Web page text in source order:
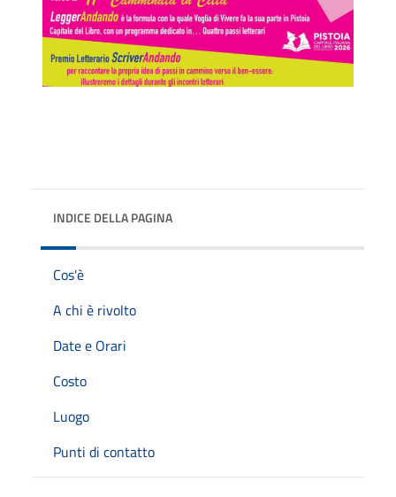
INDICE DELLA PAGINA
Cos'è
A chi è rivolto
Date e Orari
Costo
Luogo
Punti di contatto